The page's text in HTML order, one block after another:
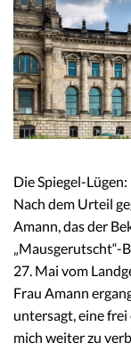
Die Spiegel-
Nach dem Urteil
Amann, das der
„Mausgerutscht“-
27. Mai vom
Frau Amann
untersagt, eine
mich weiter zu